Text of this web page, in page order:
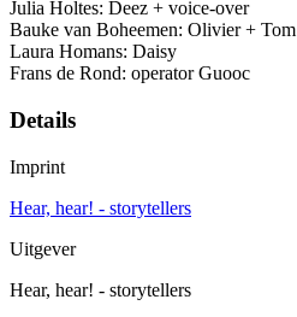
Julia Holtes: Deez + voice-over
Bauke van Boheemen: Olivier + Tom
Laura Homans: Daisy
Frans de Rond: operator Guooc
Details
Imprint
Hear, hear! - storytellers
Uitgever
Hear, hear! - storytellers